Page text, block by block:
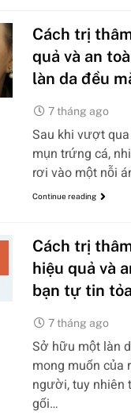
Cách trị
quả và an
làn da đều
7 tháng ago
Sau khi vượt
mụn trứng cá,
rơi vào một nỗi
Continue reading
Cách trị
hiệu quả và
bạn tự tin
7 tháng ago
Sở hữu một làn
mong muốn của
người, tuy nhiên
gối…